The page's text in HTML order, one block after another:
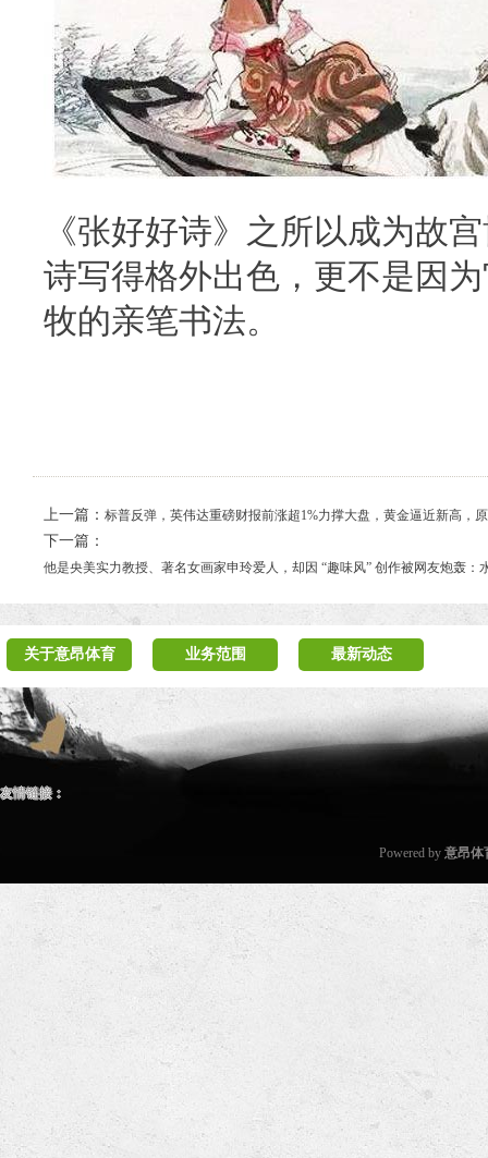
《张好好诗》之所以成为故
诗写得格外出色，更不是因
牧的亲笔书法。
上一篇： 标普反弹，英伟达重磅财报前涨超1%力撑大盘，黄金逼近新高，
下一篇：
他是央美实力教授、著名女画家申玲爱人，却因 “趣味风” 创作被网友炮轰：
关于意昂体育 业务范围 最新动态
友情链接：
Powered by 意昂体